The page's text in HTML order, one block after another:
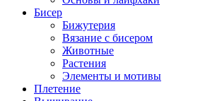
Бисер
Бижутерия
Вязание с бисером
Животные
Растения
Элементы и мотивы
Плетение